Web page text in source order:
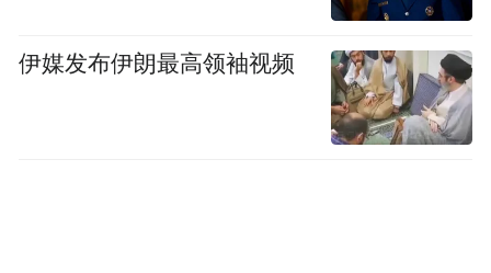
伊媒发布伊朗最高领袖视频